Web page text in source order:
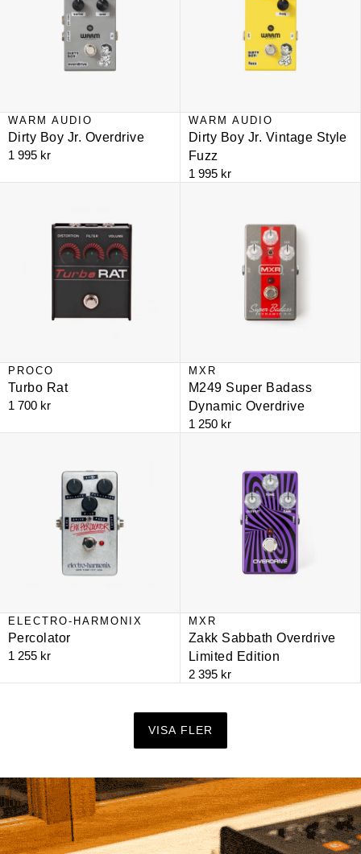
NYHET
WARM AUDIO
Dirty Boy Jr. Overdrive
1 995 kr
NYHET
WARM AUDIO
Dirty Boy Jr. Vintage Style
Fuzz
1 995 kr
BEGAGNAD
PROCO
Turbo Rat
1 700 kr
NYHET
MXR
M249 Super Badass
Dynamic Overdrive
1 250 kr
NYHET
ELECTRO-HARMONIX
Percolator
1 255 kr
NYHET
MXR
Zakk Sabbath Overdrive
Limited Edition
2 395 kr
VISA FLER